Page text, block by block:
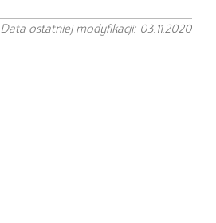
Data ostatniej modyfikacji: 03.11.2020